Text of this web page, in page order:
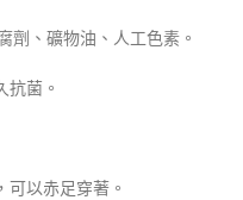
劑、礦物油、人工色素。
抗菌。
以赤足穿著。